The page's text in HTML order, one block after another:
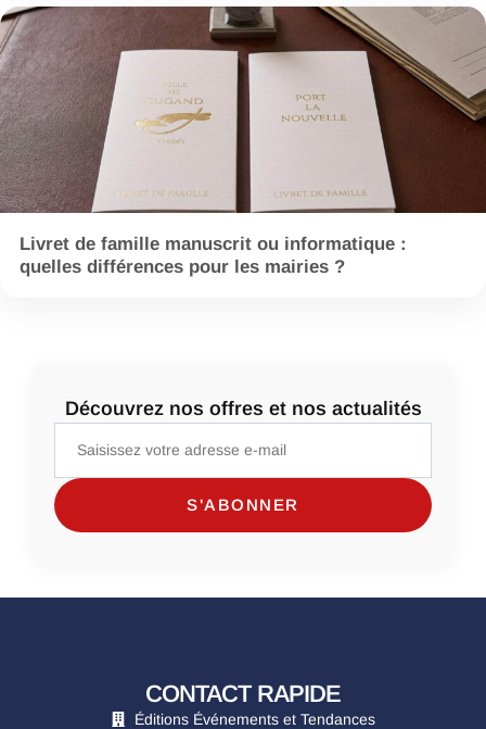
Livret de famille manuscrit ou informatique :
quelles différences pour les mairies ?
Découvrez nos offres et nos actualités
CONTACT RAPIDE
Éditions Événements et Tendances